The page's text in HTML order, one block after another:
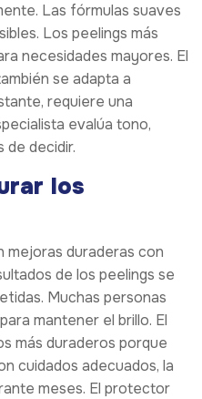
Las fórmulas suaves
Los peelings más
necesidades mayores. El
se adapta a
requiere una
evalúa tono,
de decidir.
los
duraderas con
de los peelings se
Muchas personas
mantener el brillo. El
más duraderos porque
cuidados adecuados, la
meses. El protector